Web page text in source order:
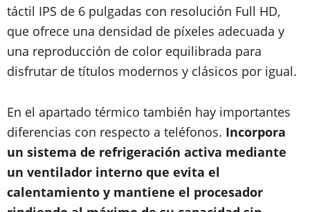
táctil IPS de 6 pulgadas con resolución Full HD,
que ofrece una densidad de píxeles adecuada y
una reproducción de color equilibrada para
disfrutar de títulos modernos y clásicos por igual.
En el apartado térmico también hay importantes
diferencias con respecto a teléfonos. Incorpora
un sistema de refrigeración activa mediante
un ventilador interno que evita el
calentamiento y mantiene el procesador